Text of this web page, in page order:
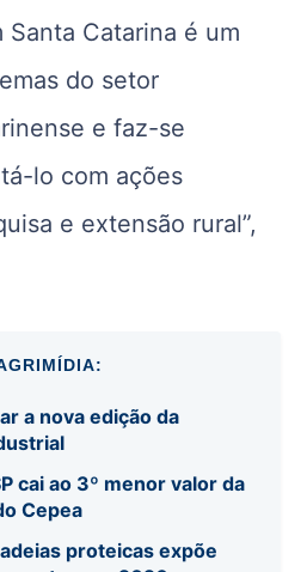
Catarina é um
do setor
e faz-se
lo com ações
e extensão rural”,
a nova edição da
cai ao 3º menor valor da
Cepea
proteicas expõe